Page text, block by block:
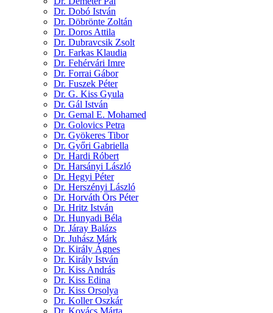
Dr. Dobó István
Dr. Döbrönte Zoltán
Dr. Doros Attila
Dr. Dubravcsik Zsolt
Dr. Farkas Klaudia
Dr. Fehérvári Imre
Dr. Forrai Gábor
Dr. Fuszek Péter
Dr. G. Kiss Gyula
Dr. Gál István
Dr. Gemal E. Mohamed
Dr. Golovics Petra
Dr. Gyökeres Tibor
Dr. Győri Gabriella
Dr. Hardi Róbert
Dr. Harsányi László
Dr. Hegyi Péter
Dr. Herszényi László
Dr. Horváth Örs Péter
Dr. Hritz István
Dr. Hunyadi Béla
Dr. Járay Balázs
Dr. Juhász Márk
Dr. Király Ágnes
Dr. Király István
Dr. Kiss András
Dr. Kiss Edina
Dr. Kiss Orsolya
Dr. Koller Oszkár